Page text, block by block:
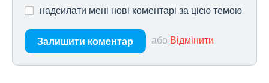
надсилати мені нові коментарі за цією темою
Залишити коментар або Відмінити